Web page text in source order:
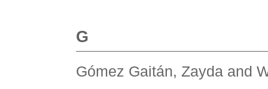
G
Gómez Gaitán, Zayda and